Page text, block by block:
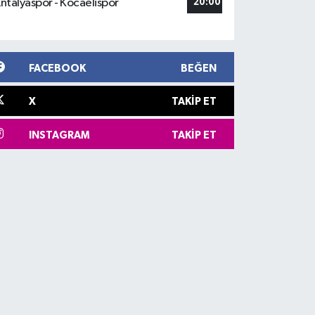
- Kocaelispor 20:00
FACEBOOK BEĞEN
X TAKIP ET
INSTAGRAM TAKIP ET